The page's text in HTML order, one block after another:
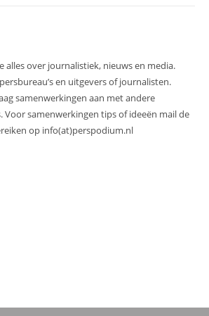
alles over journalistiek, nieuws en media.
en uitgevers of journalisten.
samenwerkingen aan met andere
Voor samenwerkingen tips of ideeën mail de
op info(at)perspodium.nl